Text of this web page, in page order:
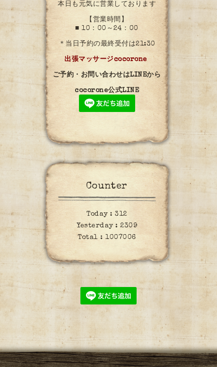
本日も元気に営業しております
【営業時間】
■ 10：00～24：00
＊当日予約の最終受付は21:30
出張マッサージcocorone
ご予約・お問い合わせはLINEから
cocorone公式LINE
Counter
Today :312
Yesterday : 2309
Total :1007006